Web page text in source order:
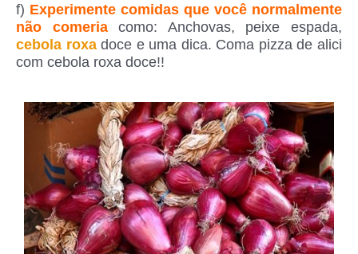
f) Experimente comidas que você normalmente
não comeriacomo: Anchovas, peixe espada,
cebola roxadoce e uma dica. Coma pizza de alici
com cebola roxa doce!!